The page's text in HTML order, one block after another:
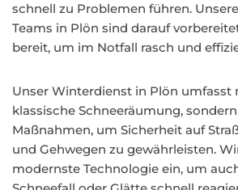
schnell zu Problemen führen.
Teams in Plön sind darauf
bereit, um im Notfall rasch und
Unser Winterdienst in Plön umfasst
klassische Schneeräumung,
Maßnahmen, um Sicherheit auf
und Gehwegen zu gewährleisten.
modernste Technologie ein, um